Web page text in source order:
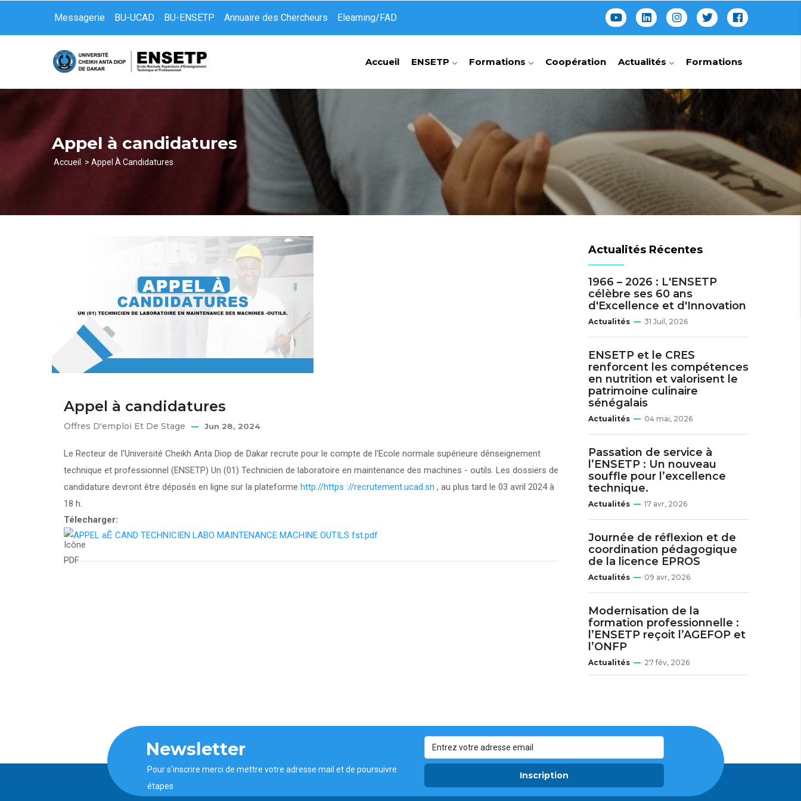
Messagerie BU-UCAD BU-ENSETP Annuaire des Chercheurs Elearning/FAD
Accueil ENSETP Formations Coopération Actualités Formations
Appel à candidatures
Accueil Appel À Candidatures
Appel à candidatures
Offres D'emploi Et De Stage Jun 28, 2024
Le Recteur de I'Université Cheikh Anta Diop de Dakar recrute pour le compte de l'Ecole normale supérieure dênseignement
technique et professionnel (ENSETP) Un (01) Technicien de laboratoire en maintenance des machines - outils. Les dossiers de
candidature devront être déposés en ligne sur la plateforme http://https ://recrutement.ucad.sn , au plus tard le 03 avril 2024 à
18 h.
Télecharger:
APPEL aĚ CAND TECHNICIEN LABO MAINTENANCE MACHINE OUTILS fst.pdf
Actualités Récentes
1966 – 2026 : L'ENSETP
célèbre ses 60 ans
d'Excellence et d'Innovation
Actualités 31 Juil, 2026
ENSETP et le CRES
renforcent les compétences
en nutrition et valorisent le
patrimoine culinaire
sénégalais
Actualités 04 mai, 2026
Passation de service à
l’ENSETP : Un nouveau
souffle pour l’excellence
technique.
Actualités 17 avr, 2026
Journée de réflexion et de
coordination pédagogique
de la licence EPROS
Actualités 09 avr, 2026
Modernisation de la
formation professionnelle :
l’ENSETP reçoit l’AGEFOP et
l’ONFP
Actualités 27 fév, 2026
Newsletter
Pour s'inscrire merci de mettre votre adresse mail et de poursuivre
étapes
Inscription